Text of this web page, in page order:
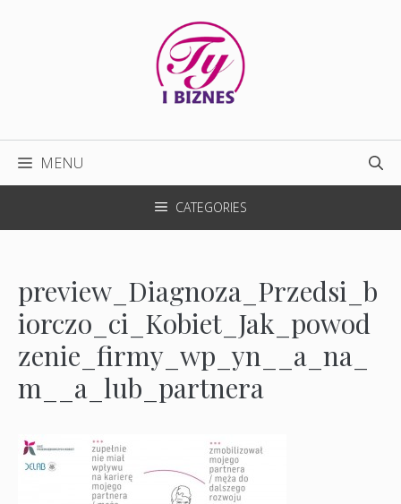
MENU
CATEGORIES
preview_Diagnoza_Przedsi_b
iorczo_ci_Kobiet_Jak_powod
zenie_firmy_wp_yn__a_na_
m__a_lub_partnera